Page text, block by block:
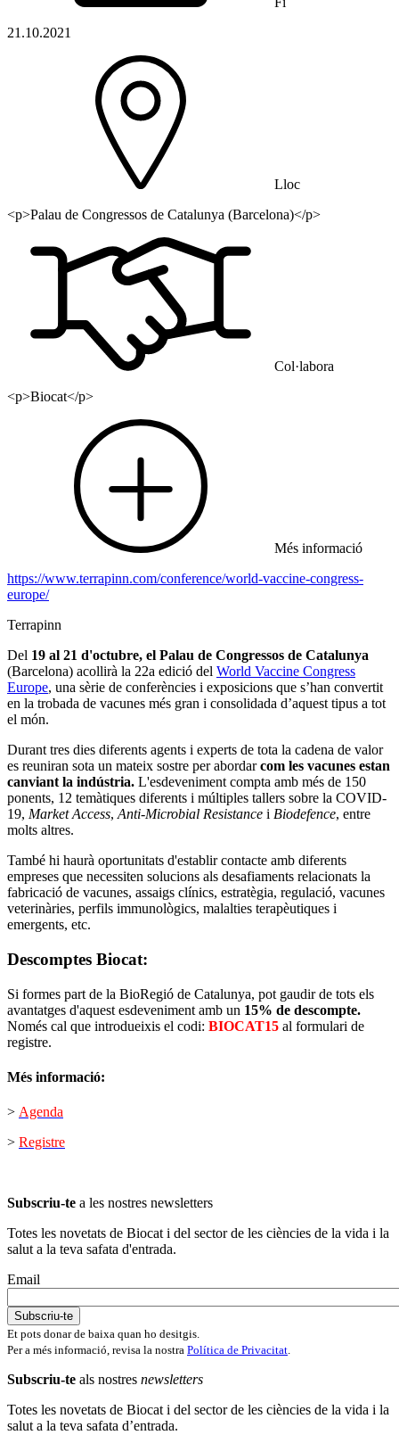
21.10.2021
Lloc
<p>Palau de Congressos de Catalunya (Barcelona)</p>
Col·labora
<p>Biocat</p>
Més informació
https://www.terrapinn.com/conference/world-vaccine-congress-
europe/
Terrapinn
Del 19 al 21 d'octubre, el Palau de Congressos de Catalunya
(Barcelona) acollirà la 22a edició del World Vaccine Congress
Europe, una sèrie de conferències i exposicions que s’han convertit
en la trobada de vacunes més gran i consolidada d’aquest tipus a tot
el món.
Durant tres dies diferents agents i experts de tota la cadena de valor
es reuniran sota un mateix sostre per abordarcom les vacunes estan
canviant la indústria. L'esdeveniment compta amb més de 150
ponents, 12 temàtiques diferents i múltiples tallers sobre la COVID-
19, Market Access,Anti-Microbial Resistance i Biodefence, entre
molts altres.
També hi haurà oportunitats d'establir contacte amb diferents
empreses que necessiten solucions als desafiaments relacionats la
fabricació de vacunes, assaigs clínics, estratègia, regulació, vacunes
veterinàries, perfils immunològics, malalties terapèutiques i
emergents, etc.
Descomptes Biocat:
Si formes part de la BioRegió de Catalunya, pot gaudir de tots els
avantatges d'aquest esdeveniment amb un 15% de descompte.
Només cal que introdueixis el codi: BIOCAT15 al formulari de
registre.
Més informació:
> Agenda
> Registre
Subscriu-te a les nostres newsletters
Totes les novetats de Biocat i del sector de les ciències de la vida i la
salut a la teva safata d'entrada.
Email
Et pots donar de baixa quan ho desitgis.
Per a més informació, revisa la nostra Política de Privacitat.
Subscriu-te als nostres newsletters
Totes les novetats de Biocat i del sector de les ciències de la vida i la
salut a la teva safata d’entrada.